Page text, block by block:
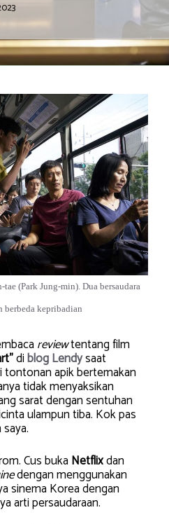
(Park Jung-min). Dua bersaudara
berbeda kepribadian
reviewtentang film
diblog Lendysaat
apik bertemakan
tidak menyaksikan
sarat dengan sentuhan
ulampun tiba. Kok pas
Cus buka Netflixdan
dengan menggunakan
sinema Korea dengan
arti persaudaraan.